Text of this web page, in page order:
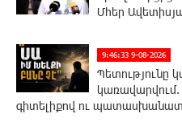
Մհեր
9:46:33 9-08-2026
Պետությունը
գիտելիքով ու